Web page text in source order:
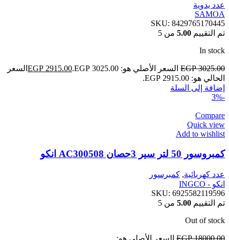
عدد يدوية
SAMOA
SKU: 8429765170445
تم التقييم 5.00 من 5
In stock
EGP3025.00 السعر الأصلي هو: EGP 3025.00. EGP 2915.00
السعر
الحالي هو: EGP 2915.00.
إضافة إلى السلة
-3%
Compare
Quick view
Add to wishlist
كمبروسور 50 لتر سير 3حصان AC300508 انكو
عدد كهربائية, كمبرسور
انكو - INGCO
SKU: 6925582119596
تم التقييم 5.00 من 5
Out of stock
EGP18000.00
السعر الأصلي هو: